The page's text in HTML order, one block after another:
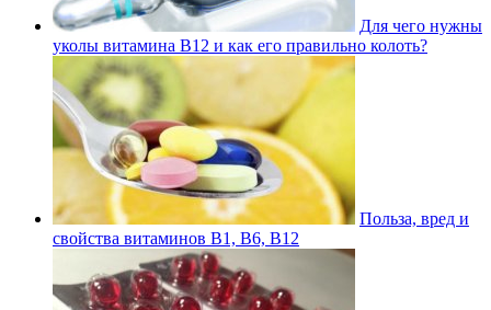
Для чего нужны
уколы витамина В12 и как его правильно колоть?
Польза, вред и
свойства витаминов В1, В6, В12